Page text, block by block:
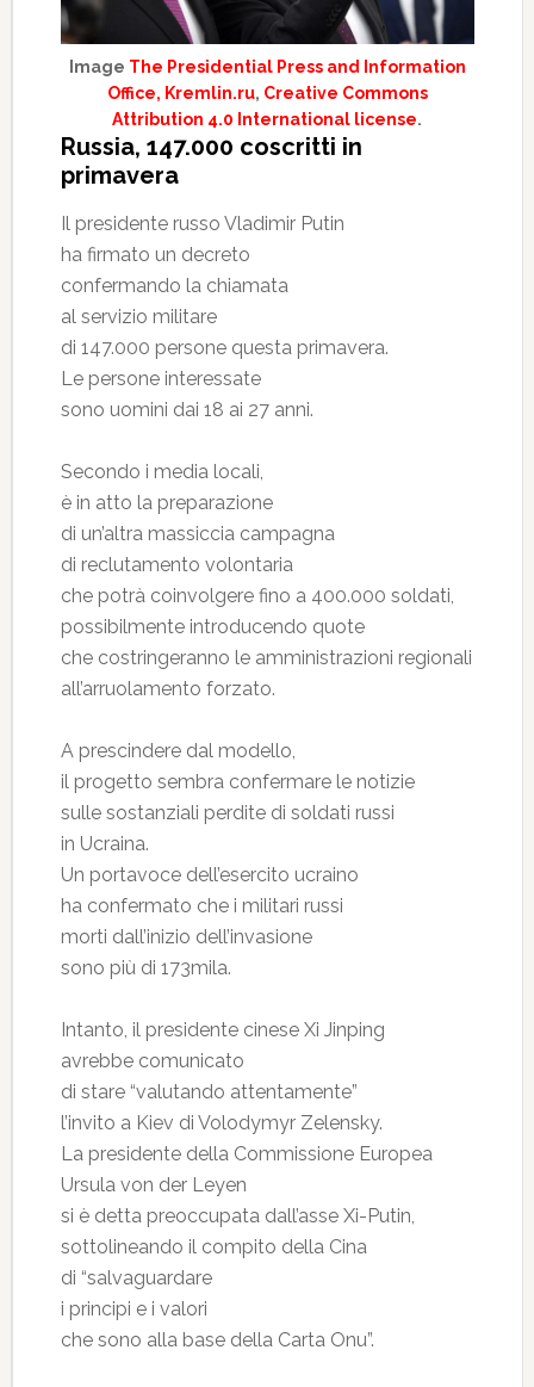
Image The Presidential Press and Information
Office, Kremlin.ru, Creative Commons
Attribution 4.0 International license.
Russia, 147.000 coscritti in
primavera
Il presidente russo Vladimir Putin
ha firmato un decreto
confermando la chiamata
al servizio militare
di 147.000 persone questa primavera.
Le persone interessate
sono uomini dai 18 ai 27 anni.
Secondo i media locali,
è in atto la preparazione
di un’altra massiccia campagna
di reclutamento volontaria
che potrà coinvolgere fino a 400.000 soldati,
possibilmente introducendo quote
che costringeranno le amministrazioni regionali
all’arruolamento forzato.
A prescindere dal modello,
il progetto sembra confermare le notizie
sulle sostanziali perdite di soldati russi
in Ucraina.
Un portavoce dell’esercito ucraino
ha confermato che i militari russi
morti dall’inizio dell’invasione
sono più di 173mila.
Intanto, il presidente cinese Xi Jinping
avrebbe comunicato
di stare “valutando attentamente”
l’invito a Kiev di Volodymyr Zelensky.
La presidente della Commissione Europea
Ursula von der Leyen
si è detta preoccupata dall’asse Xi-Putin,
sottolineando il compito della Cina
di “salvaguardare
i principi e i valori
che sono alla base della Carta Onu”.